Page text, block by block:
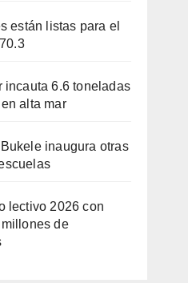
están listas para el
incauta 6.6 toneladas
alta mar
inaugura otras
lectivo 2026 con
de